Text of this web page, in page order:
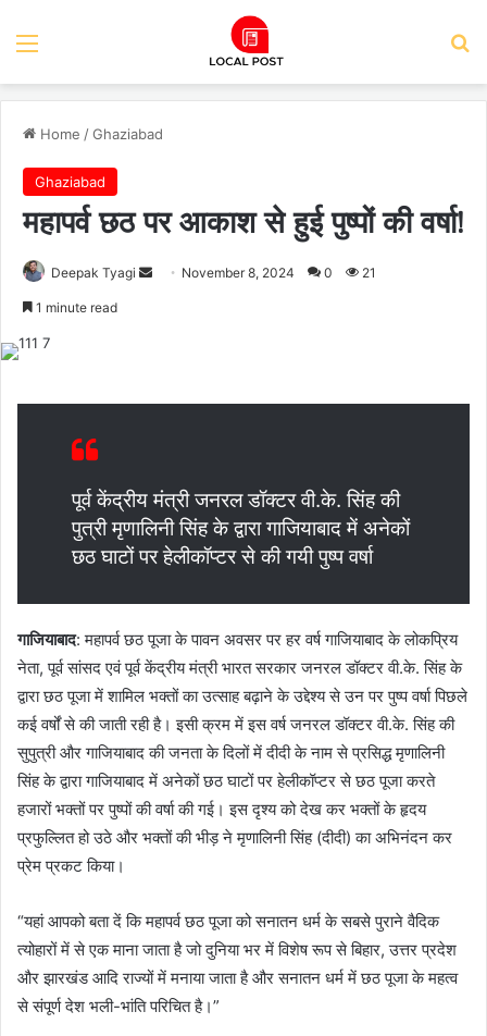
Menu
Home /Ghaziabad
Ghaziabad
महापर्व छठ पर आकाश से हुई पुष्पों की वर्षा!
Deepak Tyagi
Send November 8, 2024 0 21
1 minute read
पूर्व केंद्रीय मंत्री जनरल डॉक्टर वी.के. सिंह की
पुत्री मृणालिनी सिंह के द्वारा गाजियाबाद में अनेकों
छठ घाटों पर हेलीकॉप्टर से की गयी पुष्प वर्षा
गाजियाबाद: महापर्व छठ पूजा के पावन अवसर पर हर वर्ष गाजियाबाद के लोकप्रिय
नेता, पूर्व सांसद एवं पूर्व केंद्रीय मंत्री भारत सरकार जनरल डॉक्टर वी.के. सिंह के
द्वारा छठ पूजा में शामिल भक्तों का उत्साह बढ़ाने के उद्देश्य से उन पर पुष्प वर्षा पिछले
कई वर्षों से की जाती रही है। इसी क्रम में इस वर्ष जनरल डॉक्टर वी.के. सिंह की
सुपुत्री और गाजियाबाद की जनता के दिलों में दीदी के नाम से प्रसिद्ध मृणालिनी
सिंह के द्वारा गाजियाबाद में अनेकों छठ घाटों पर हेलीकॉप्टर से छठ पूजा करते
हजारों भक्तों पर पुष्पों की वर्षा की गई। इस दृश्य को देख कर भक्तों के हृदय
प्रफुल्लित हो उठे और भक्तों की भीड़ ने मृणालिनी सिंह (दीदी) का अभिनंदन कर
प्रेम प्रकट किया।
“यहां आपको बता दें कि महापर्व छठ पूजा को सनातन धर्म के सबसे पुराने वैदिक
त्योहारों में से एक माना जाता है जो दुनिया भर में विशेष रूप से बिहार, उत्तर प्रदेश
और झारखंड आदि राज्यों में मनाया जाता है और सनातन धर्म में छठ पूजा के महत्व
से संपूर्ण देश भली-भांति परिचित है।”